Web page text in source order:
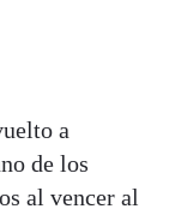
a
de los
al vencer al